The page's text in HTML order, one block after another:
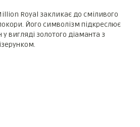
Royal закликає до сміливого
Його символізм підкреслює
вигляді золотого діаманта з